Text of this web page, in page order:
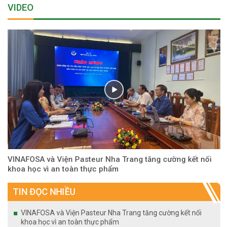
VIDEO
VINAFOSA và Viện Pasteur Nha Trang tăng cường kết nối
khoa học vì an toàn thực phẩm
TIN ĐỌC NHIỀU
VINAFOSA và Viện Pasteur Nha Trang tăng cường kết nối
khoa học vì an toàn thực phẩm